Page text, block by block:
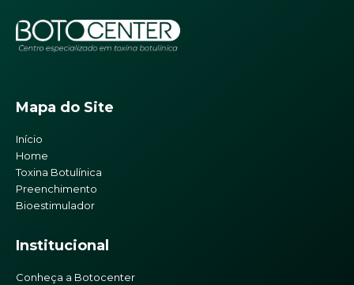
Mapa do Site
Início
Home
Toxina Botulínica
Preenchimento
Bioestimulador
Institucional
Conheça a Botocenter